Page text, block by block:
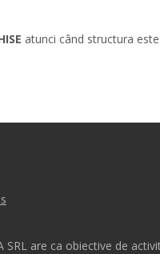
atunci când structura
SRL are ca obiective de